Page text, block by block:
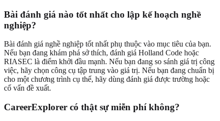
Bài đánh giá nào tốt nhất cho lập kế hoạch nghề
nghiệp?
Bài đánh giá nghề nghiệp tốt nhất phụ thuộc vào mục tiêu của bạn.
Nếu bạn đang khám phá sở thích, đánh giá Holland Code hoặc
RIASEC là điểm khởi đầu mạnh. Nếu bạn đang so sánh giá trị công
việc, hãy chọn công cụ tập trung vào giá trị. Nếu bạn đang chuẩn bị
cho một chương trình cụ thể, hãy dùng đánh giá được trường hoặc
cố vấn đề xuất.
CareerExplorer có thật sự miễn phí không?